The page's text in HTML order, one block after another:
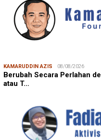
KAMARUDDIN AZIS 08/08/2026
Berubah Secara Perlahan
atau T…